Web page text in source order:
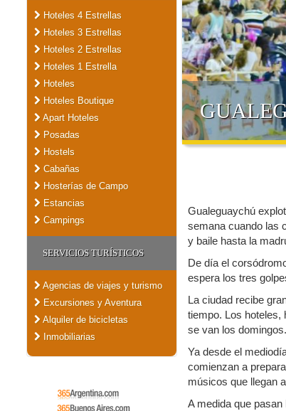
Hoteles 4 Estrellas
Hoteles 3 Estrellas
Hoteles 2 Estrellas
Hoteles 1 Estrella
Hoteles
Hoteles Boutique
Apart Hoteles
Posadas
Hostels
Cabañas
Hosterías de Campo
Estancias
Campings
SERVICIOS TURÍSTICOS
Agencias de viajes y turismo
Excursiones y Aventura
Alquiler de bicicletas
Inmobiliarias
Gualeguaychú
semana cuando las
y baile hasta la
De día el
espera los tres
La ciudad recibe
tiempo. Los hoteles,
se van los domingos.
Ya desde el
comienzan a
músicos que llegan
A medida que